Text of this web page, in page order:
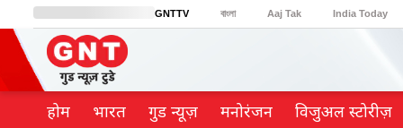
GNTTV বাংলা Aaj Tak India Today
BT Bazaar Cosmopolitan
होम भारत गुड न्यूज़ मनोरंजन विजुअल स्टोरीज़